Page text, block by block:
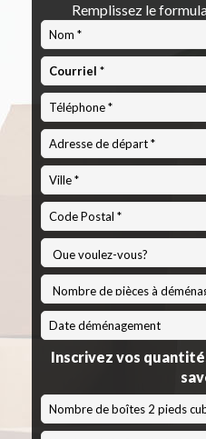
Remplissez le
Code
Postal
MM
slash
slash
AAAA
Inscrivez vos